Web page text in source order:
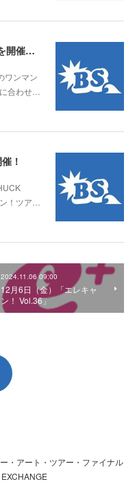
中野テルヲ、毎年恒例冬のワンマンを開催。いわゆる「テルヲ納め」！
ワンマン
合わせ…
！
！ツア…
2024.11.06 09:00
12月6日（金）「エレキャ
ン！ Vol.36」
・アート・ツアー・ファイナル